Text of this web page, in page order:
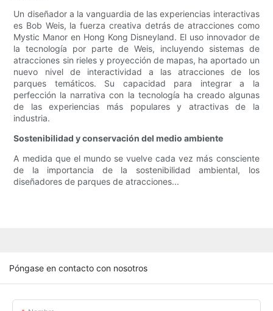
Un diseñador a la vanguardia de las experiencias interactivas
es Bob Weis, la fuerza creativa detrás de atracciones como
Mystic Manor en Hong Kong Disneyland. El uso innovador de
la tecnología por parte de Weis, incluyendo sistemas de
atracciones sin rieles y proyección de mapas, ha aportado un
nuevo nivel de interactividad a las atracciones de los
parques temáticos. Su capacidad para integrar a la
perfección la narrativa con la tecnología ha creado algunas
de las experiencias más populares y atractivas de la
industria.
Sostenibilidad y conservación del medio ambiente
A medida que el mundo se vuelve cada vez más consciente
de la importancia de la sostenibilidad ambiental, los
diseñadores de parques de atracciones...
Póngase en contacto con nosotros